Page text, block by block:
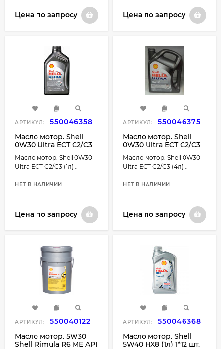
Цена по запросу Цена по запросу
АРТИКУЛ:
550046358
Масло мотор. Shell
0W30 Ultra ECT С2/C3
1*12шт
Масло мотор. Shell 0W30
Ultra ECT С2/C3 (1л)...
НЕТ В НАЛИЧИИ
Цена по запросу
АРТИКУЛ:
550046375
Масло мотор. Shell
0W30 Ultra ECT С2/C3
шт.
Масло мотор. Shell 0W30
Ultra ECT С2/C3 (4л)...
НЕТ В НАЛИЧИИ
Цена по запросу
АРТИКУЛ:
550040122
Масло мотор. 5W30
Shell Rimula R6 ME API
АРТИКУЛ:
550046368
Масло мотор. Shell
5W40 HX8 (1л) 1*12 шт.